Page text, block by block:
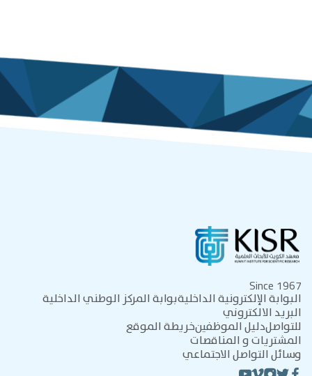
Since 1967
البوابة الإلكترونية الداخليةبوابة المركز الوطني الداخلية
البريد الالكتروني
للتواصلدليل الموظفينخريطة الموقع
المشتريات و المناقصات
وسائل التواصل الاجتماعي